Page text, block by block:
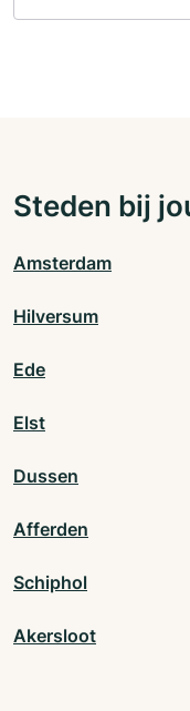
Steden bij
Amsterdam
Hilversum
Ede
Elst
Dussen
Afferden
Schiphol
Akersloot